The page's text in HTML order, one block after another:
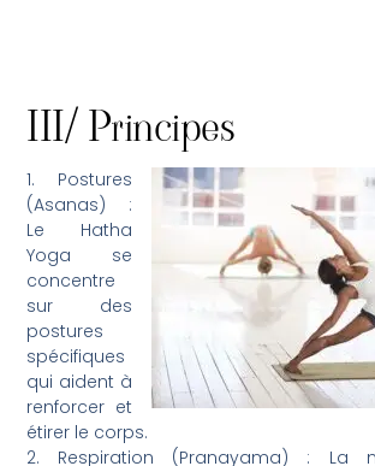
III/ Principes
1. Postures
(Asanas) :
Le Hatha
Yoga se
concentre
sur des
postures
spécifiques
qui aident à
renforcer et
étirer le corps.
2. Respiration (Pranayama) : La